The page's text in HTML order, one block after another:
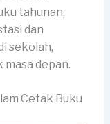
tahunan,
dan
sekolah,
depan.
Cetak Buku